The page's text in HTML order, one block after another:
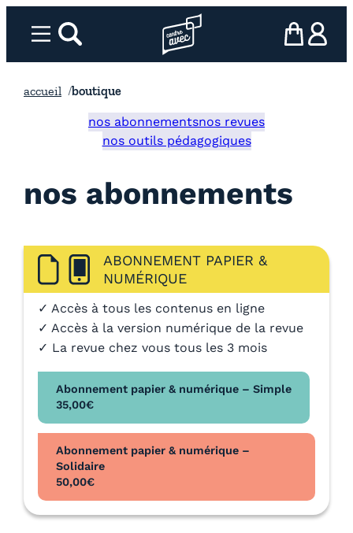
Menurechercher Page d’accueil l’association
mon panier
ma
accueil boutique
nos abonnementsnos revues
nos outils pédagogiques
nos abonnements
ABONNEMENT PAPIER &
NUMÉRIQUE
✓ Accès à tous les contenus en ligne
✓ Accès à la version numérique de la revue
✓ La revue chez vous tous les 3 mois
Abonnement papier & numérique – Simple
35,00€
Abonnement papier & numérique –
Solidaire
50,00€